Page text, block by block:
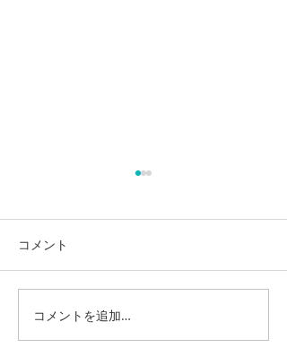
最近のインフルエンザに
ついて
コメント
コメントを追加…